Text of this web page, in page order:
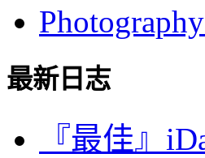
最新日志
『最佳』